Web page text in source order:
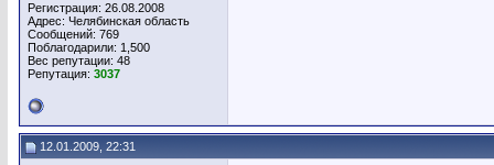
Регистрация: 26.08.2008
Адрес: Челябинская область
Сообщений: 769
Поблагодарили: 1,500
Вес репутации: 48
Репутация: 3037
12.01.2009, 22:31